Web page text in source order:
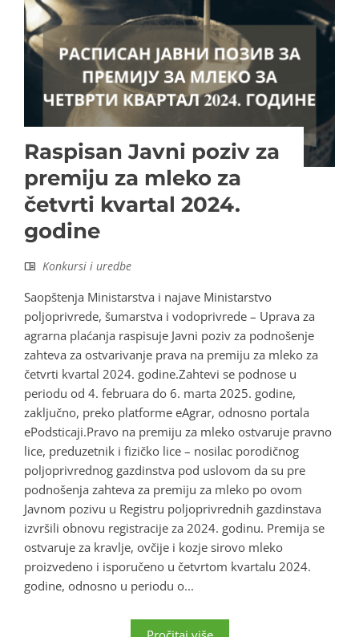
Raspisan Javni poziv za
premiju za mleko za
četvrti kvartal 2024.
godine
Konkursi i uredbe
Saopštenja Ministarstva i najave Ministarstvo
poljoprivrede, šumarstva i vodoprivrede – Uprava za
agrarna plaćanja raspisuje Javni poziv za podnošenje
zahteva za ostvarivanje prava na premiju za mleko za
četvrti kvartal 2024. godine.Zahtevi se podnose u
periodu od 4. februara do 6. marta 2025. godine,
zaključno, preko platforme eAgrar, odnosno portala
ePodsticaji.Pravo na premiju za mleko ostvaruje pravno
lice, preduzetnik i fizičko lice – nosilac porodičnog
poljoprivrednog gazdinstva pod uslovom da su pre
podnošenja zahteva za premiju za mleko po ovom
Javnom pozivu u Registru poljoprivrednih gazdinstava
izvršili obnovu registracije za 2024. godinu. Premija se
ostvaruje za kravlje, ovčije i kozje sirovo mleko
proizvedeno i isporučeno u četvrtom kvartalu 2024.
godine, odnosno u periodu o...